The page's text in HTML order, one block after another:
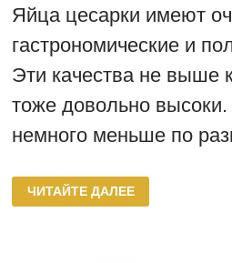
Яйца цесарки имеют
гастрономические и
Эти качества не выше
тоже довольно
немного меньше по
ЦЕСАРИНЫЕ
ЯЙЦА
ЧИТАЙТЕ ДАЛЕЕ